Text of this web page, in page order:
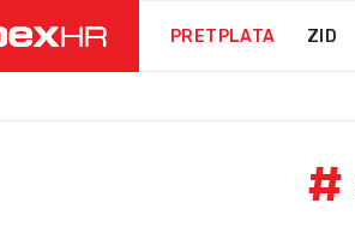
PRETPLATA ZID
#